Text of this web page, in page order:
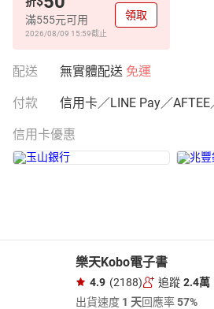
滿555元可用
2026/08/09 15:59截止
領取
配送 無實體配送 免運
付款 信用卡／LINE Pay／AFTEE
信用卡優惠
樂天Kobo電子書
4.9 (2188) 追蹤 2.4萬
出貨速度 1 天回應率57%